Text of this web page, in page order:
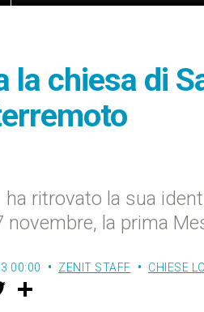
la chiesa di
ritrovato la sua
novembre, la prima
00:00 ZENIT STAFF CHIESE
w